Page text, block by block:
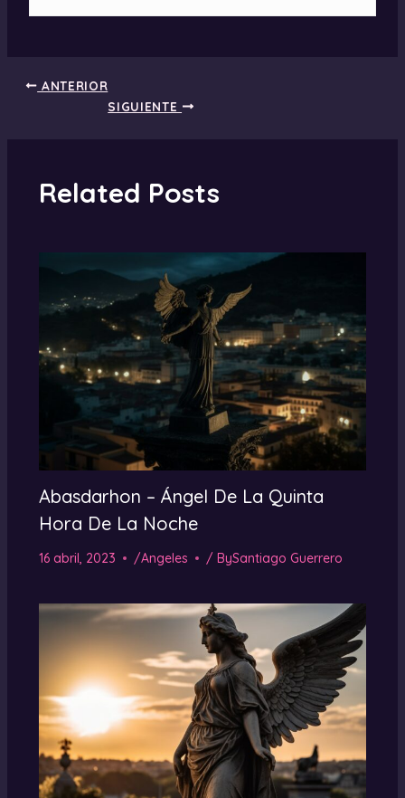
ANTERIOR
SIGUIENTE
Related Posts
Abasdarhon – Ángel De La Quinta
Hora De La Noche
16 abril, 2023 /Angeles / BySantiago Guerrero